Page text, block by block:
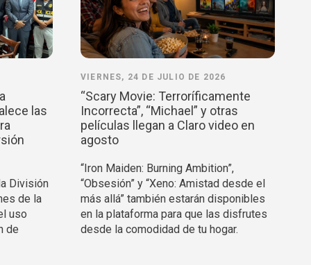
las
División
de la
uso
de
VIERNES, 24 DE JULIO DE 2026
“Scary Movie: Terroríficamente
Incorrecta”, “Michael” y otras
películas llegan a Claro video en
agosto
“Iron Maiden: Burning Ambition”,
“Obsesión” y “Xeno: Amistad desde el
más allá” también estarán disponibles
en la plataforma para que las disfrutes
desde la comodidad de tu hogar.